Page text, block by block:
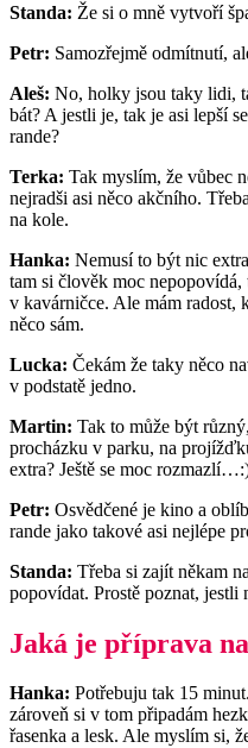
Standa: Že si o mně vytvoří
Petr: Samozřejmě odmítnutí,
Aleš: No, holky jsou taky lidi,
bát? A jestli je, tak je asi lepší
rande?
Terka: Tak myslím, že vůbec
nejradši asi něco akčního.
na kole.
Hanka: Nemusí to být nic
tam si člověk moc nepopovídá,
v kavárničce. Ale mám
něco sám.
Lucka: Čekám že taky něco
v podstatě jedno.
Martin: Tak to může být
procházku v parku, na
extra? Ještě se moc
Petr: Osvědčené je kino a
rande jako takové asi nejlépe
Standa: Třeba si zajít někam
popovídat. Prostě poznat, jestli
Jaká je příprava
Hanka: Potřebuju tak 15
zároveň si v tom připadám
řasenka a lesk. Ale myslím si,